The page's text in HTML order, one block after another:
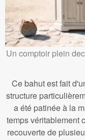
Un comptoir plein
Ce bahut est fait
structure
a été patinée à la
temps véritablement
recouverte de